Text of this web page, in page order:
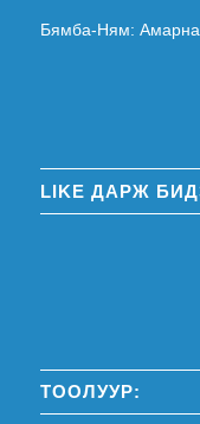
Бямба-Ням: Амарна
LIKE ДАРЖ
ТООЛУУР: